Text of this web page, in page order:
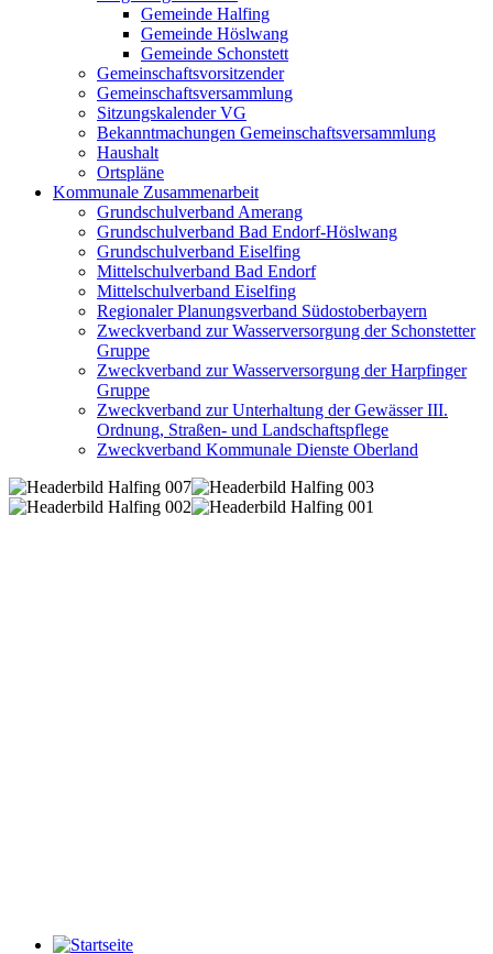
Gemeinde Halfing
Gemeinde Höslwang
Gemeinde Schonstett
Gemeinschaftsvorsitzender
Gemeinschaftsversammlung
Sitzungskalender VG
Bekanntmachungen Gemeinschaftsversammlung
Haushalt
Ortspläne
Kommunale Zusammenarbeit
Grundschulverband Amerang
Grundschulverband Bad Endorf-Höslwang
Grundschulverband Eiselfing
Mittelschulverband Bad Endorf
Mittelschulverband Eiselfing
Regionaler Planungsverband Südostoberbayern
Zweckverband zur Wasserversorgung der Schonstetter
Gruppe
Zweckverband zur Wasserversorgung der Harpfinger
Gruppe
Zweckverband zur Unterhaltung der Gewässer III.
Ordnung, Straßen- und Landschaftspflege
Zweckverband Kommunale Dienste Oberland